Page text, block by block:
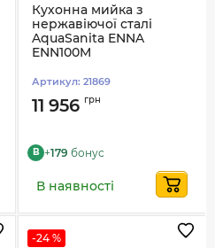
Кухонна мийка з
нержавіючої сталі
AquaSanita ENNA
ENN100M
Артикул: 21869
11 956 грн
B +179 бонус
В наявності
-24 %